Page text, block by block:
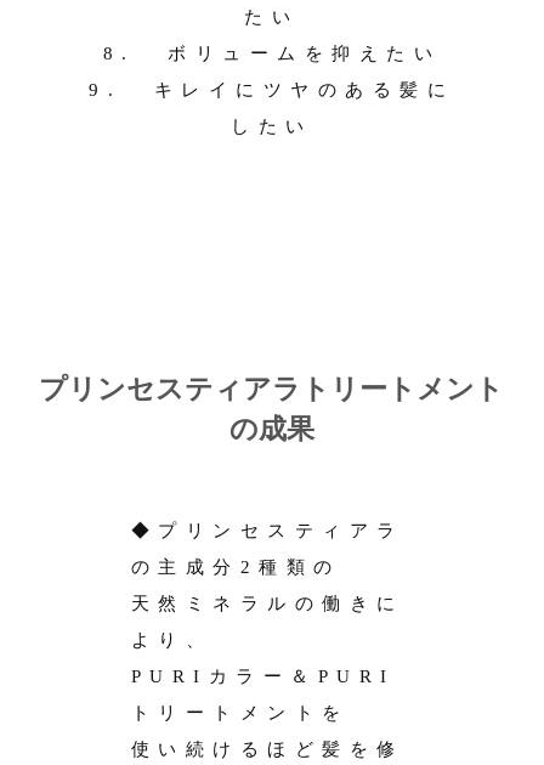
たい
8. ボリュームを抑えたい
9. キレイにツヤのある髪に
したい
プリンセスティアラトリートメント
の成果
◆プリンセスティアラ
の主成分2種類の
天然ミネラルの働きに
より、
PURIカラー＆PURI
トリートメントを
使い続けるほど髪を修